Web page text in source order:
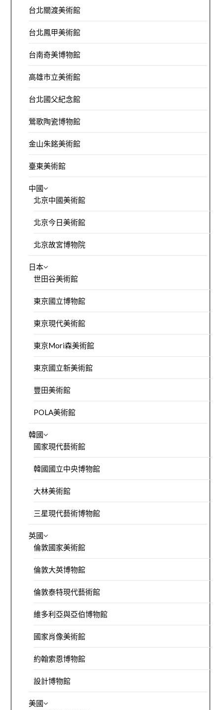
台北關渡美術館
台北鳳甲美術館
台南奇美博物館
高雄市立美術館
台北國父紀念館
鶯歌陶瓷博物館
金山朱銘美術館
臺東美術館
中國
北京中國美術館
北京今日美術館
北京故宮博物院
日本
世田谷美術館
東京國立博物館
東京現代美術館
東京Mori森美術館
東京國立新美術館
豐田美術館
POLA美術館
韓國
國家現代藝術館
韓國國立中央博物館
大林美術館
三星現代藝術博物館
英國
倫敦國家美術館
倫敦大英博物館
倫敦泰特現代藝術館
維多利亞與亞伯博物館
國家肖像美術館
約翰索恩博物館
設計博物館
美國